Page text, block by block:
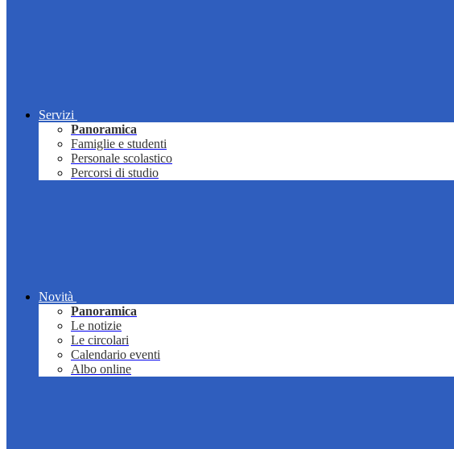
Servizi
Panoramica
Famiglie e studenti
Personale scolastico
Percorsi di studio
Novità
Panoramica
Le notizie
Le circolari
Calendario eventi
Albo online